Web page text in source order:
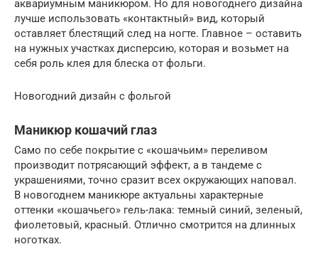
аквариумным маникюром. Но для новогоднего дизайна
лучше использовать «контактный» вид, который
оставляет блестящий след на ногте. Главное – оставить
на нужных участках дисперсию, которая и возьмет на
себя роль клея для блеска от фольги.
Новогодний дизайн с фольгой
Маникюр кошачий глаз
Само по себе покрытие с «кошачьим» переливом
производит потрясающий эффект, а в тандеме с
украшениями, точно сразит всех окружающих наповал.
В новогоднем маникюре актуальны характерные
оттенки «кошачьего» гель-лака: темный синий, зеленый,
фиолетовый, красный. Отлично смотрится на длинных
ноготках.